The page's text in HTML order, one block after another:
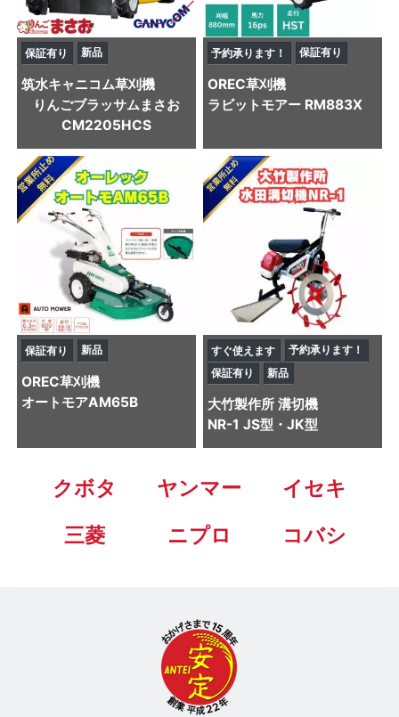
保証有り 新品
筑水キャニコム草刈機
りんごブラッサムまさお
CM2205HCS
予約承ります！ 保証有り
OREC草刈機
ラビットモアー RM883X
保証有り 新品
OREC草刈機
オートモアAM65B
すぐ使えます
予約承ります！
保証有り
新品
大竹製作所 溝切機
NR-1 JS型・JK型
クボタ ヤンマー
イセキ
三菱
ニプロ コバシ